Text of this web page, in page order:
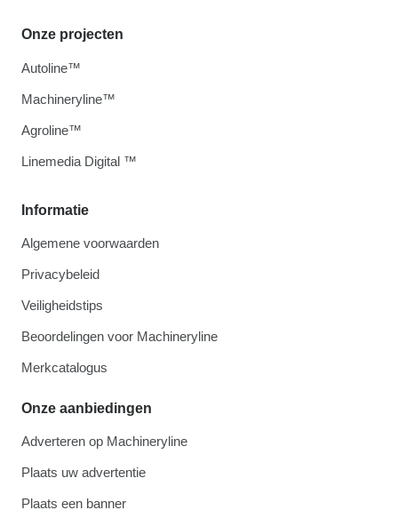
Informatie
Algemene voorwaarden
Privacybeleid
Veiligheidstips
Beoordelingen voor Machineryline
Merkcatalogus
Onze aanbiedingen
Adverteren op Machineryline
Plaats uw advertentie
Plaats een banner
Onze projecten
Autoline™
Machineryline™
Agroline™
Linemedia Digital ™